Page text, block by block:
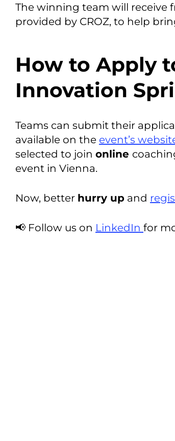
The winning team will receive
provided by CROZ, to help
How to Apply
Innovation
Teams can submit their
available on the event’s
selected to join online
event in Vienna.
Now, better hurry up and
📢 Follow us on LinkedIn for